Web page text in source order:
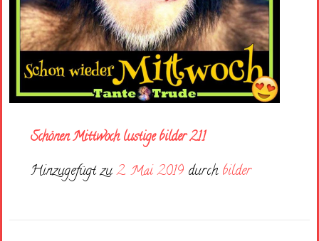
Schönen Mittwoch lustige bilder 211
Hinzugefügt zu2. Mai 2019 durch bilder